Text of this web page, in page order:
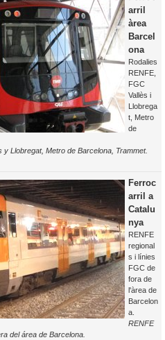
arril
àrea
Barcel
ona
Rodalies
RENFE,
FGC
Vallès i
Llobrega
t, Metro
de
Llobregat, Metro de Barcelona, Trammet.
Ferroc
arril a
Catalu
nya
RENFE
regional
s i línies
FGC de
fora de
l'àrea de
Barcelon
a.
RENFE
del área de Barcelona.